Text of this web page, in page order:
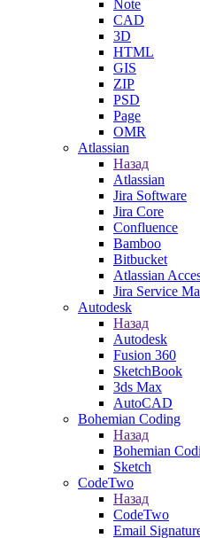
Note
CAD
3D
HTML
GIS
ZIP
PSD
Page
OMR
Atlassian
Назад
Atlassian
Jira Software
Jira Core
Confluence
Bamboo
Bitbucket
Atlassian
Jira Service
Autodesk
Назад
Autodesk
Fusion 360
SketchBook
3ds Max
AutoCAD
Bohemian Coding
Назад
Bohemian
Sketch
CodeTwo
Назад
CodeTwo
Email